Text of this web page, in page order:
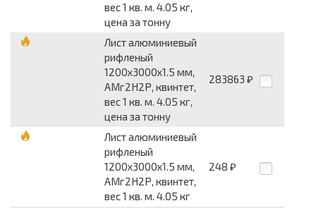
вес 1 кв. м. 4.05 кг,
цена за тонну
Лист алюминиевый
рифленый
1200x3000x1.5 мм,
АМг2Н2Р, квинтет,
вес 1 кв. м. 4.05 кг,
цена за тонну
283863 ₽
Лист алюминиевый
рифленый
1200x3000x1.5 мм,
АМг2Н2Р, квинтет,
вес 1 кв. м. 4.05 кг
248 ₽